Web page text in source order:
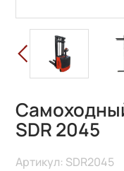
SDR 2045
Артикул: SDR2045